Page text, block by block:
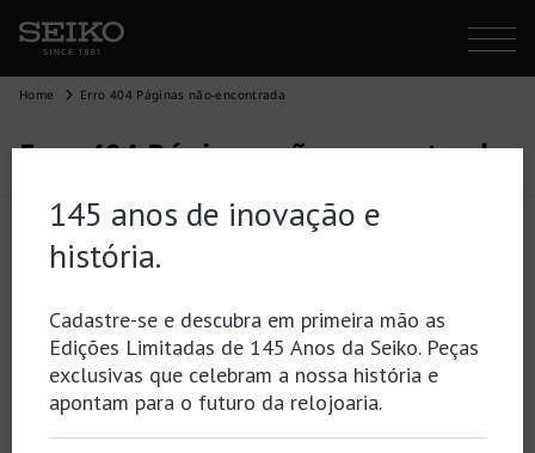
Home Erro 404 Páginas não-encontrada
Erro 404 Páginas não-encontrada
tenha mudado de localização…
Voltar